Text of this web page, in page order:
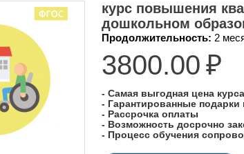
курс повышения
дошкольном
Продолжительность: 2
3800.00 ₽
- Самая выгодная цена
- Гарантированные
- Рассрочка оплаты
- Возможность досрочно
- Процесс обучения